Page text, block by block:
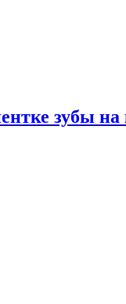
зубы на